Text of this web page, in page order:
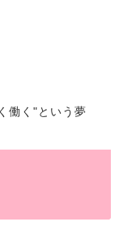
働く"という夢